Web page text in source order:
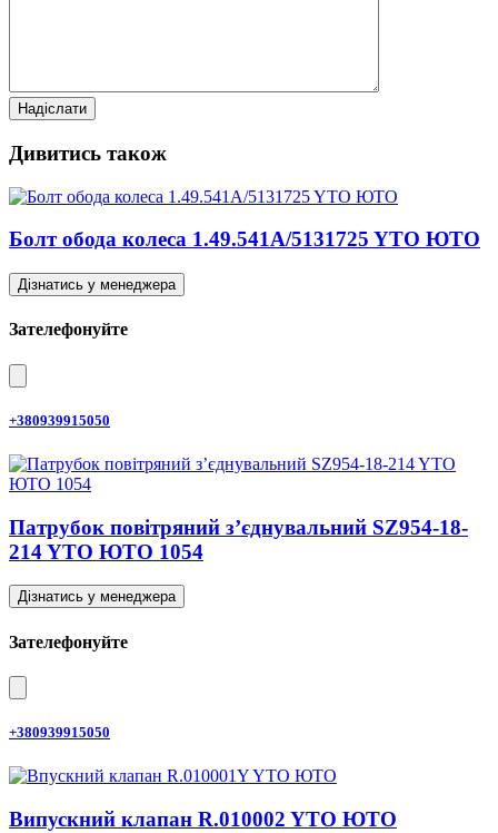
Дивитись також
Болт обода колеса 1.49.541A/5131725 YTO ЮТО
Дізнатись у менеджера
Зателефонуйте
+380939915050
Патрубок повітряний з’єднувальний SZ954-18-
214 YTO ЮТО 1054
Дізнатись у менеджера
Зателефонуйте
+380939915050
Випускний клапан R.010002 YTO ЮТО